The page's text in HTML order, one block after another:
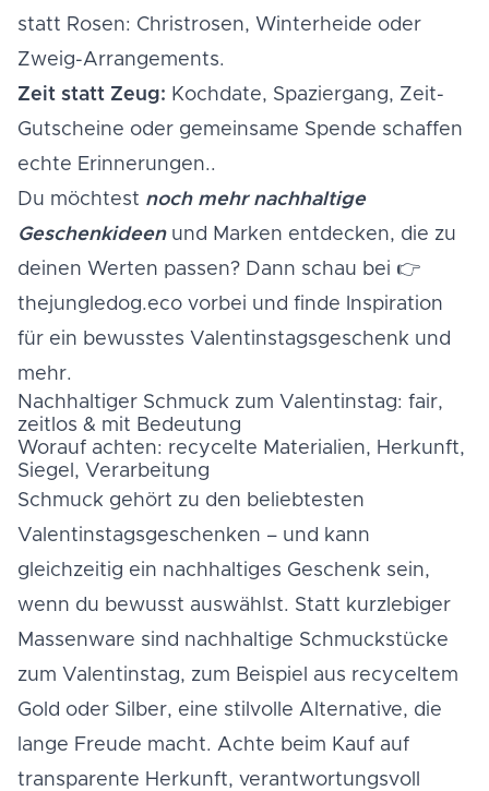
statt Rosen: Christrosen, Winterheide oder
Zweig-Arrangements.
Zeit statt Zeug: Kochdate, Spaziergang, Zeit-
Gutscheine oder gemeinsame Spende schaffen
echte Erinnerungen..
Du möchtest noch mehr nachhaltige
Geschenkideenund Marken entdecken, die zu
deinen Werten passen? Dann schau bei 👉
thejungledog.eco vorbei und finde Inspiration
für ein bewusstes Valentinstagsgeschenk und
mehr.
Nachhaltiger Schmuck zum Valentinstag: fair,
zeitlos & mit Bedeutung
Worauf achten: recycelte Materialien, Herkunft,
Siegel, Verarbeitung
Schmuck gehört zu den beliebtesten
Valentinstagsgeschenken – und kann
gleichzeitig ein nachhaltiges Geschenk sein,
wenn du bewusst auswählst. Statt kurzlebiger
Massenware sind nachhaltige Schmuckstücke
zum Valentinstag, zum Beispiel aus recyceltem
Gold oder Silber, eine stilvolle Alternative, die
lange Freude macht. Achte beim Kauf auf
transparente Herkunft, verantwortungsvoll